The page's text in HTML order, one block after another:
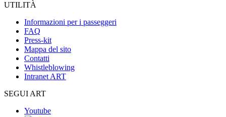
UTILITÀ
Informazioni per i passeggeri
FAQ
Press-kit
Mappa del sito
Contatti
Whistleblowing
Intranet ART
SEGUI ART
Youtube